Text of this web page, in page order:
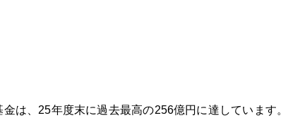
は、25年度末に過去最高の256億円に達しています。